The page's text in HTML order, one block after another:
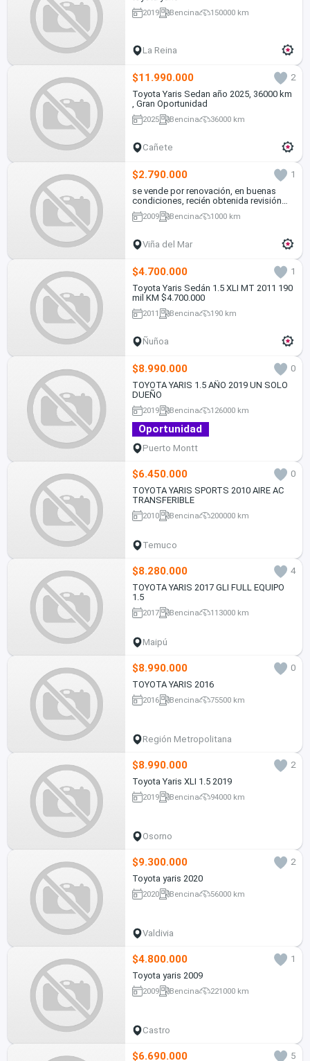
2019 Bencina 150000 km
La Reina
$11.990.000
2
Toyota Yaris Sedan año 2025, 36000 km
, Gran Oportunidad
2025 Bencina 36000 km
Cañete
$2.790.000
1
se vende por renovación, en buenas
condiciones, recién obtenida revisión
técnica
2009 Bencina 1000 km
Viña del Mar
$4.700.000
1
Toyota Yaris Sedán 1.5 XLI MT 2011 190
mil KM $4.700.000
2011 Bencina 190 km
Ñuñoa
$8.990.000
0
TOYOTA YARIS 1.5 AÑO 2019 UN SOLO
DUEÑO
2019 Bencina 126000 km
Oportunidad
Puerto Montt
$6.450.000
0
TOYOTA YARIS SPORTS 2010 AIRE AC
TRANSFERIBLE
2010 Bencina 200000 km
Temuco
$8.280.000
4
TOYOTA YARIS 2017 GLI FULL EQUIPO
1.5
2017 Bencina 113000 km
Maipú
$8.990.000
0
TOYOTA YARIS 2016
2016 Bencina 75500 km
Región Metropolitana
$8.990.000
2
Toyota Yaris XLI 1.5 2019
2019 Bencina 94000 km
Osorno
$9.300.000
2
Toyota yaris 2020
2020 Bencina 56000 km
Valdivia
$4.800.000
1
Toyota yaris 2009
2009 Bencina 221000 km
Castro
$6.690.000 5